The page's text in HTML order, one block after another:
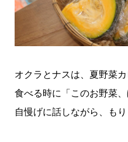
オクラとナスは、夏野菜
食べる時に「このお野菜
自慢げに話しながら、も